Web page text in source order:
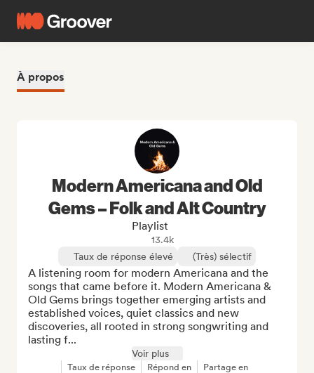
À propos
Modern Americana and Old
Gems – Folk and Alt Country
Playlist
13.4k
Taux de réponse élevé
(Très) sélectif
A listening room for modern Americana and the
songs that came before it. Modern Americana &
Old Gems brings together emerging artists and
established voices, quiet classics and new
discoveries, all rooted in strong songwriting and
lasting f...
Voir plus
Taux de réponse Répond en Partage en